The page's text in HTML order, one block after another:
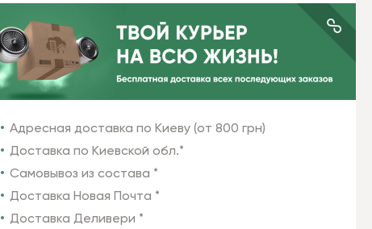
Адресная доставка по Киеву (от 800 грн)
Доставка по Киевской обл.*
Самовывоз из состава *
Доставка Новая Почта *
Доставка Деливери *